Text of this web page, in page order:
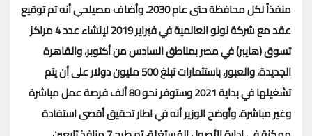
منفذاً لكل محافظة حتى عام 2030
.وأضاف مصيلحي أنه تم توقيع
عقد مع شركة لولو العالمية في فبراير 2019 لإنشاء عدد 4 مراكز
تسوق (هايبر) في مصر بمناطق السادس من أكتوبر، والقاهرة
الجديدة، والعبور، باستثمارات تبلغ 500 مليون دولار على أن يتم
تشغيلها في بداية 2021 وستوفر نحو 80 ألف فرصة عمل مباشرة
وغير مباشرة.وأوضح الوزير أنه في اطار تحقيق أقصى استفادة